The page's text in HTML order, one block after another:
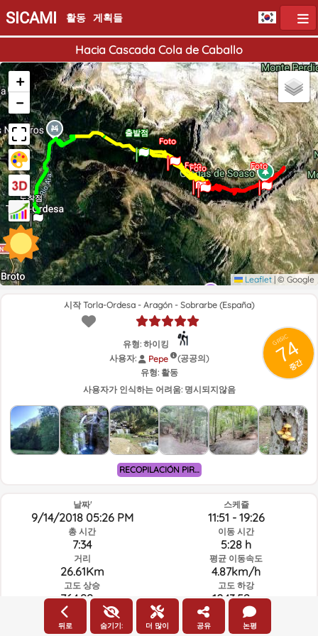
SICAMI 활동 게획들
Hacia Cascada Cola de Caballo
출발점
도착점
Foto
Foto
Foto Foto
Foto
Foto
+
−
Leaflet | © Google
GRSIC
74
중간
시작 Torla-Ordesa - Aragón - Sobrarbe (España)
유형: 하이킹
사용자:
Pepe
(공공의)
유형: 활동
사용자가 인식하는 어려움: 명시되지않음
RECOPILACIÓN PIRINEO ARAGONES / ARAGONESE PYRENEES
날짜'
9/14/2018 05:26 PM
총 시간
7:34
거리
26.61Km
고도 상승
764.99m
스케쥴
11:51 - 19:26
이동 시간
5:28 h
평균 이동속도
4.87km/h
고도 하강
1043.52m
뒤로 숨기기: 더 많이 공유 논평